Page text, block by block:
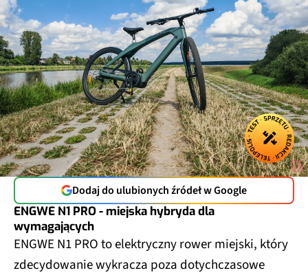
Dodaj do ulubionych źródeł w Google
ENGWE N1 PRO - miejska hybryda dla
wymagających
ENGWE N1 PRO to elektryczny rower miejski, który
zdecydowanie wykracza poza dotychczasowe